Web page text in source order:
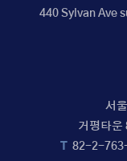
440 Sylvan Ave
서
거평타운
T 82-2-